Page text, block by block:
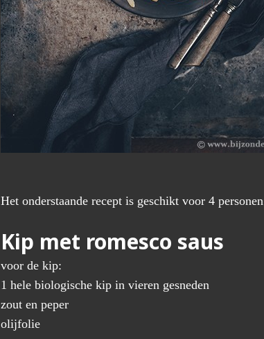
Het onderstaande recept is geschikt voor 4 personen
Kip met romesco saus
voor de kip:
1 hele biologische kip in vieren gesneden
zout en peper
olijfolie